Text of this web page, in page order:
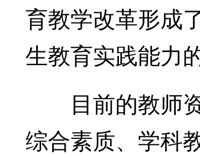
育教学改革形成
生教育实践能力
目前的教师资
综合素质、学科